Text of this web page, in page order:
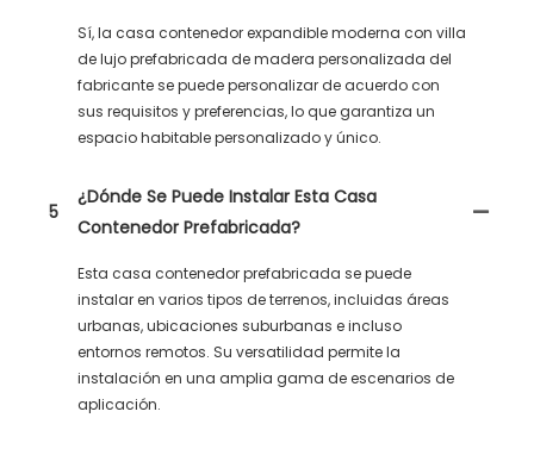
Sí, la casa contenedor expandible moderna con villa
de lujo prefabricada de madera personalizada del
fabricante se puede personalizar de acuerdo con
sus requisitos y preferencias, lo que garantiza un
espacio habitable personalizado y único.
5
¿Dónde Se Puede Instalar Esta Casa
Contenedor Prefabricada?
Esta casa contenedor prefabricada se puede
instalar en varios tipos de terrenos, incluidas áreas
urbanas, ubicaciones suburbanas e incluso
entornos remotos. Su versatilidad permite la
instalación en una amplia gama de escenarios de
aplicación.